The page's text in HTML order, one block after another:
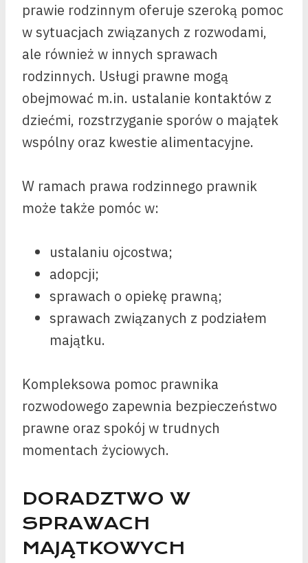
prawie rodzinnym oferuje szeroką pomoc
w sytuacjach związanych z rozwodami,
ale również w innych sprawach
rodzinnych. Usługi prawne mogą
obejmować m.in. ustalanie kontaktów z
dziećmi, rozstrzyganie sporów o majątek
wspólny oraz kwestie alimentacyjne.
W ramach prawa rodzinnego prawnik
może także pomóc w:
ustalaniu ojcostwa;
adopcji;
sprawach o opiekę prawną;
sprawach związanych z podziałem
majątku.
Kompleksowa pomoc prawnika
rozwodowego zapewnia bezpieczeństwo
prawne oraz spokój w trudnych
momentach życiowych.
DORADZTWO W
SPRAWACH
MAJĄTKOWYCH